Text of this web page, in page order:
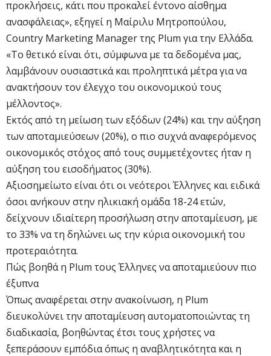
προκλήσεις, κάτι που προκαλεί έντονο αίσθημα
ανασφάλειας», εξηγεί η Μαίριλυ Μητροπούλου,
Country Marketing Manager της Plum για την Ελλάδα.
«Το θετικό είναι ότι, σύμφωνα με τα δεδομένα μας,
λαμβάνουν ουσιαστικά και προληπτικά μέτρα για να
ανακτήσουν τον έλεγχο του οικονομικού τους
μέλλοντος».
Εκτός από τη μείωση των εξόδων (24%) και την αύξηση
των αποταμιεύσεων (20%), ο πιο συχνά αναφερόμενος
οικονομικός στόχος από τους συμμετέχοντες ήταν η
αύξηση του εισοδήματος (30%).
Αξιοσημείωτο είναι ότι οι νεότεροι Έλληνες και ειδικά
όσοι ανήκουν στην ηλικιακή ομάδα 18-24 ετών,
δείχνουν ιδιαίτερη προσήλωση στην αποταμίευση, με
το 33% να τη δηλώνει ως την κύρια οικονομική του
προτεραιότητα.
Πώς βοηθά η Plum τους Έλληνες να αποταμιεύουν πιο
έξυπνα
Όπως αναφέρεται στην ανακοίνωση, η Plum
διευκολύνει την αποταμίευση αυτοματοποιώντας τη
διαδικασία, βοηθώντας έτσι τους χρήστες να
ξεπεράσουν εμπόδια όπως η αναβλητικότητα και η